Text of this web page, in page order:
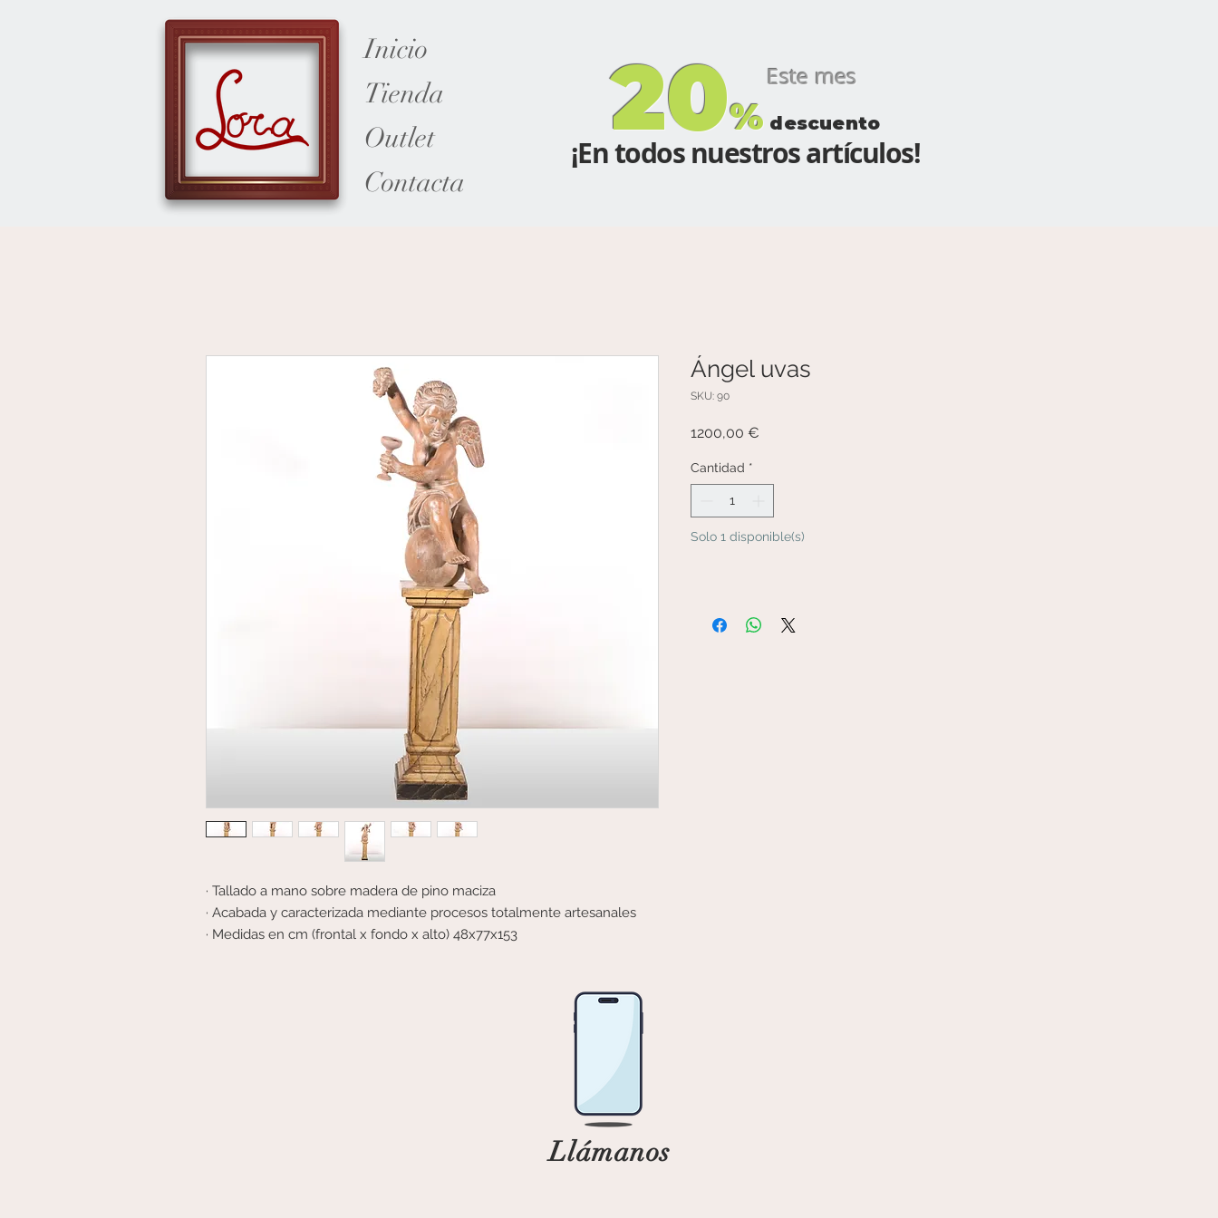
Inicio
Tienda
Outlet
Contacta
Este mes
20% descuento
¡En todos nuestros artículos!
· Tallado a mano sobre madera de pino maciza
· Acabada y caracterizada mediante procesos totalmente artesanales
· Medidas en cm (frontal x fondo x alto) 48x77x153
Ángel uvas
SKU: 90
1200,00 €
Cantidad *
Solo 1 disponible(s)
Llámanos